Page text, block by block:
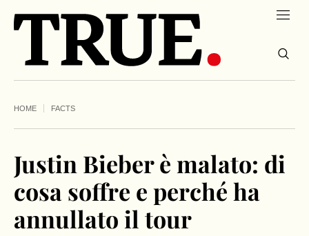
HOME FACTS
Justin Bieber è malato: di
cosa soffre e perché ha
annullato il tour